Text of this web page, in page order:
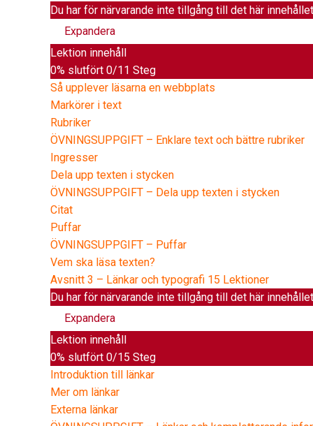
Du har för närvarande inte tillgång till det här innehållet
Expandera
Lektion innehåll
0% slutfört 0/11 Steg
Så upplever läsarna en webbplats
Markörer i text
Rubriker
ÖVNINGSUPPGIFT – Enklare text och bättre rubriker
Ingresser
Dela upp texten i stycken
ÖVNINGSUPPGIFT – Dela upp texten i stycken
Citat
Puffar
ÖVNINGSUPPGIFT – Puffar
Vem ska läsa texten?
Avsnitt 3 – Länkar och typografi 15 Lektioner
Du har för närvarande inte tillgång till det här innehållet
Expandera
Lektion innehåll
0% slutfört 0/15 Steg
Introduktion till länkar
Mer om länkar
Externa länkar